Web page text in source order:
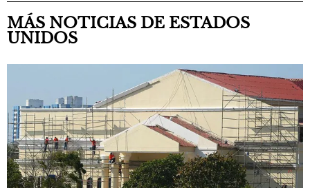
MÁS NOTICIAS DE ESTADOS
UNIDOS